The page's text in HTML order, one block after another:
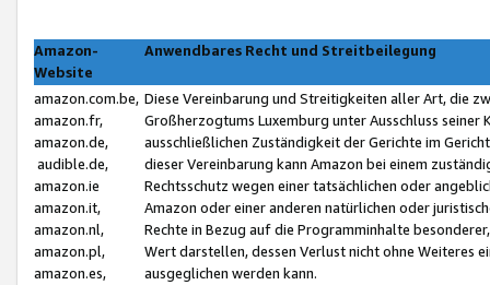
Amazon-
Website
Anwendbares Recht und Streitbeilegung
amazon.com.be,
amazon.fr,
amazon.de,
audible.de,
amazon.ie
amazon.it,
amazon.nl,
amazon.pl,
amazon.es,
Diese Vereinbarung und Streitigkeiten aller Art, die
Großherzogtums Luxemburg unter Ausschluss
ausschließlichen Zuständigkeit der Gerichte im
dieser Vereinbarung kann Amazon bei einem
Rechtsschutz wegen einer tatsächlichen oder
Amazon oder einer anderen natürlichen oder
Rechte in Bezug auf die Programminhalte
Wert darstellen, dessen Verlust nicht ohne Weiteres
ausgeglichen werden kann.